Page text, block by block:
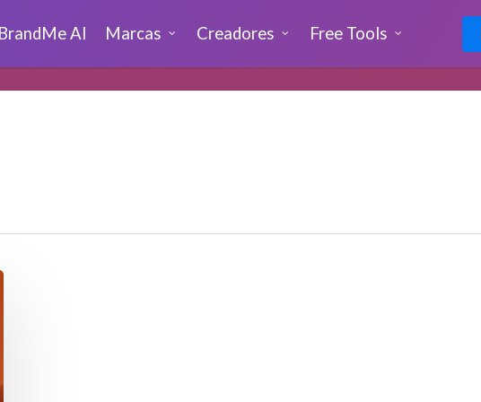
BrandMe AI Marcas Creadores Free Tools